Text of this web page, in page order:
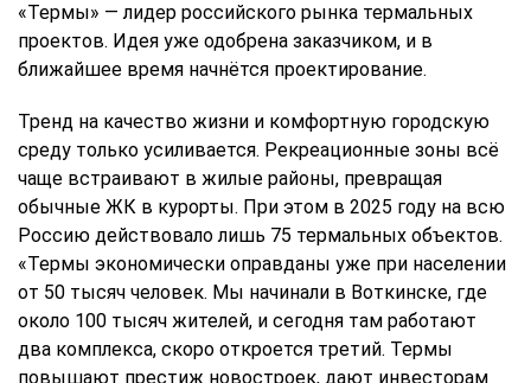
«Термы» — лидер российского рынка термальных
проектов. Идея уже одобрена заказчиком, и в
ближайшее время начнётся проектирование.
Тренд на качество жизни и комфортную городскую
среду только усиливается. Рекреационные зоны всё
чаще встраивают в жилые районы, превращая
обычные ЖК в курорты. При этом в 2025 году на всю
Россию действовало лишь 75 термальных объектов.
«Термы экономически оправданы уже при населении
от 50 тысяч человек. Мы начинали в Воткинске, где
около 100 тысяч жителей, и сегодня там работают
два комплекса, скоро откроется третий. Термы
повышают престиж новостроек, дают инвесторам